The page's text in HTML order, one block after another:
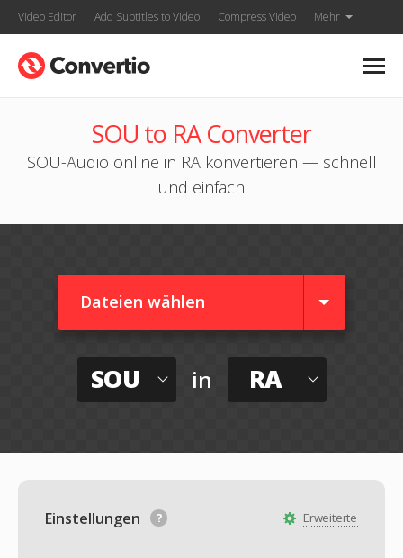
Video Editor Add Subtitles to Video Compress Video Mehr
SOU to RA Converter
SOU-Audio online in RA konvertieren — schnell
und einfach
Dateien wählen
SOU in RA
Erweiterte
Einstellungen